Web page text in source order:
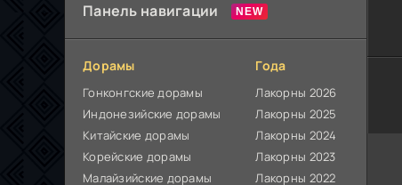
Панель навигации
Дорамы
Гонконгские дорамы
Индонезийские дорамы
Китайские дорамы
Корейские дорамы
Малайзийские дорамы
Года
Лакорны 2026
Лакорны 2025
Лакорны 2024
Лакорны 2023
Лакорны 2022